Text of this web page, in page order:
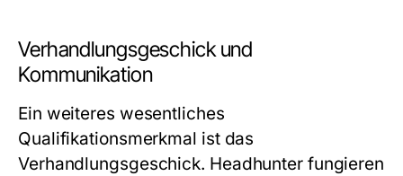
Verhandlungsgeschick und
Kommunikation
Ein weiteres wesentliches
Qualifikationsmerkmal ist das
Verhandlungsgeschick. Headhunter fungieren